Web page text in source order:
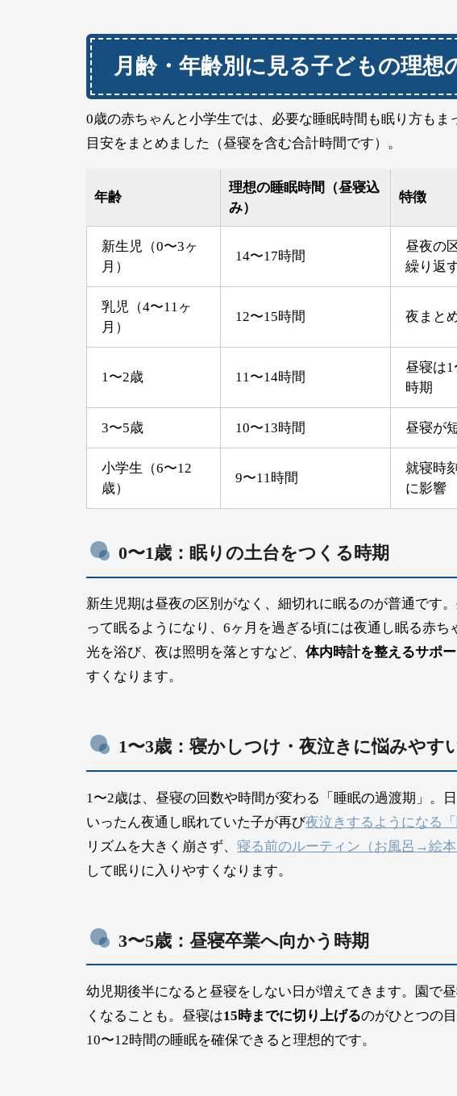
月齢・年齢別に見る子どもの理想
0歳の赤ちゃんと小学生では、必要な睡眠時間も眠り方も
目安をまとめました（昼寝を含む合計時間です）。
年齢
理想の睡眠時間（昼寝込
み）
特徴
新生児（0〜3ヶ
月）
14〜17時間
昼夜の
繰り返
乳児（4〜11ヶ
月）
12〜15時間 夜まと
1〜2歳 11〜14時間
昼寝は
時期
3〜5歳 10〜13時間 昼寝が
小学生（6〜12
歳）
9〜11時間
就寝時
に影響
0〜1歳：眠りの土台をつくる時期
新生児期は昼夜の区別がなく、細切れに眠るのが普通です
って眠るようになり、6ヶ月を過ぎる頃には夜通し眠る赤
光を浴び、夜は照明を落とすなど、体内時計を整えるサポー
すくなります。
1〜3歳：寝かしつけ・夜泣きに悩みやす
1〜2歳は、昼寝の回数や時間が変わる「睡眠の過渡期」。
いったん夜通し眠れていた子が再び夜泣きするようになる「
リズムを大きく崩さず、寝る前のルーティン（お風呂→絵
して眠りに入りやすくなります。
3〜5歳：昼寝卒業へ向かう時期
幼児期後半になると昼寝をしない日が増えてきます。園で
くなることも。昼寝は15時までに切り上げるのがひとつの
10〜12時間の睡眠を確保できると理想的です。